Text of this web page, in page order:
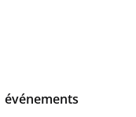
événements